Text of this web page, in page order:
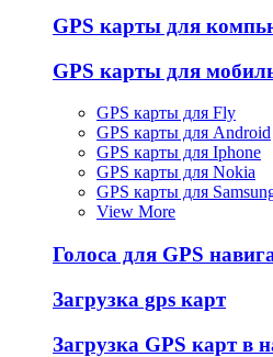
GPS карты для
GPS карты для
GPS карты для Fly
GPS карты для Android
GPS карты для Iphone
GPS карты для Nokia
GPS карты для
View More
Голоса для GPS
Загрузка gps карт
Загрузка GPS карт в